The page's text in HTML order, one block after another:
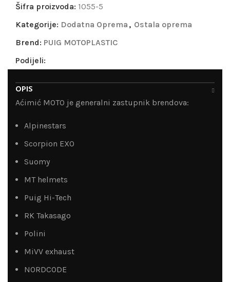
Šifra proizvoda: 1055-5
Kategorije: Dodatna Oprema , Ostala oprema
Brend: PUIG MOTOPLASTIC
Podijeli:
OPIS
Aćimić MOTO je generalni zastupnik brendova:
Alpinestars
Scorpion EXO
Suomy
MT helmets
Puig Hi-Tech
RK Takasago
Polini
MiVV exhaust
NORDCODE